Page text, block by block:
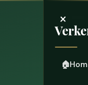
×
🏠